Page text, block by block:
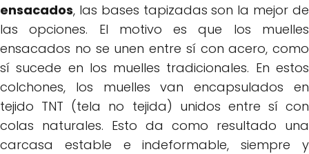
ensacados, las bases tapizadas son la mejor de
las opciones. El motivo es que los muelles
ensacados no se unen entre sí con acero, como
sí sucede en los muelles tradicionales. En estos
colchones, los muelles van encapsulados en
tejido TNT (tela no tejida) unidos entre sí con
colas naturales. Esto da como resultado una
carcasa estable e indeformable, siempre y